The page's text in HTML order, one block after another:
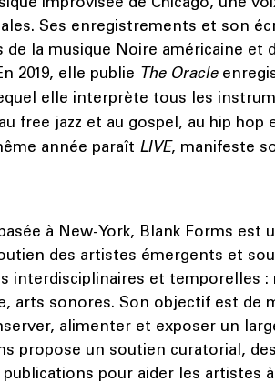
Ses enregistrements et son
de la musique Noire américaine et
2019, elle publie The Oracle
elle interprète tous les
free jazz et au gospel, au hip hop
année paraît LIVE, manifeste
à New-York, Blank Forms est
des artistes émergents et
interdisciplinaires et temporelles
arts sonores. Son objectif est de
alimenter et exposer un
propose un soutien curatorial,
pour aider les artistes